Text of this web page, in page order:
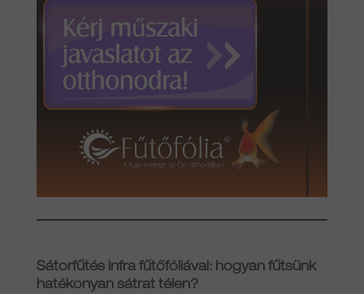
Sátorfűtés infra fűtőfóliával: hogyan fűtsünk
hatékonyan sátrat télen?